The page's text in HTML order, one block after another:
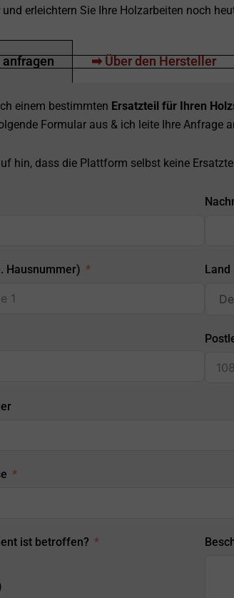
erleichtern Sie Ihre Holzarbeiten noch
➡ Über den Hersteller
einem bestimmten Ersatzteil für Ihren
Formular aus & ich leite Ihre Anfrage
hin, dass die Plattform selbst keine
Hausnummer) Land
ist betroffen?